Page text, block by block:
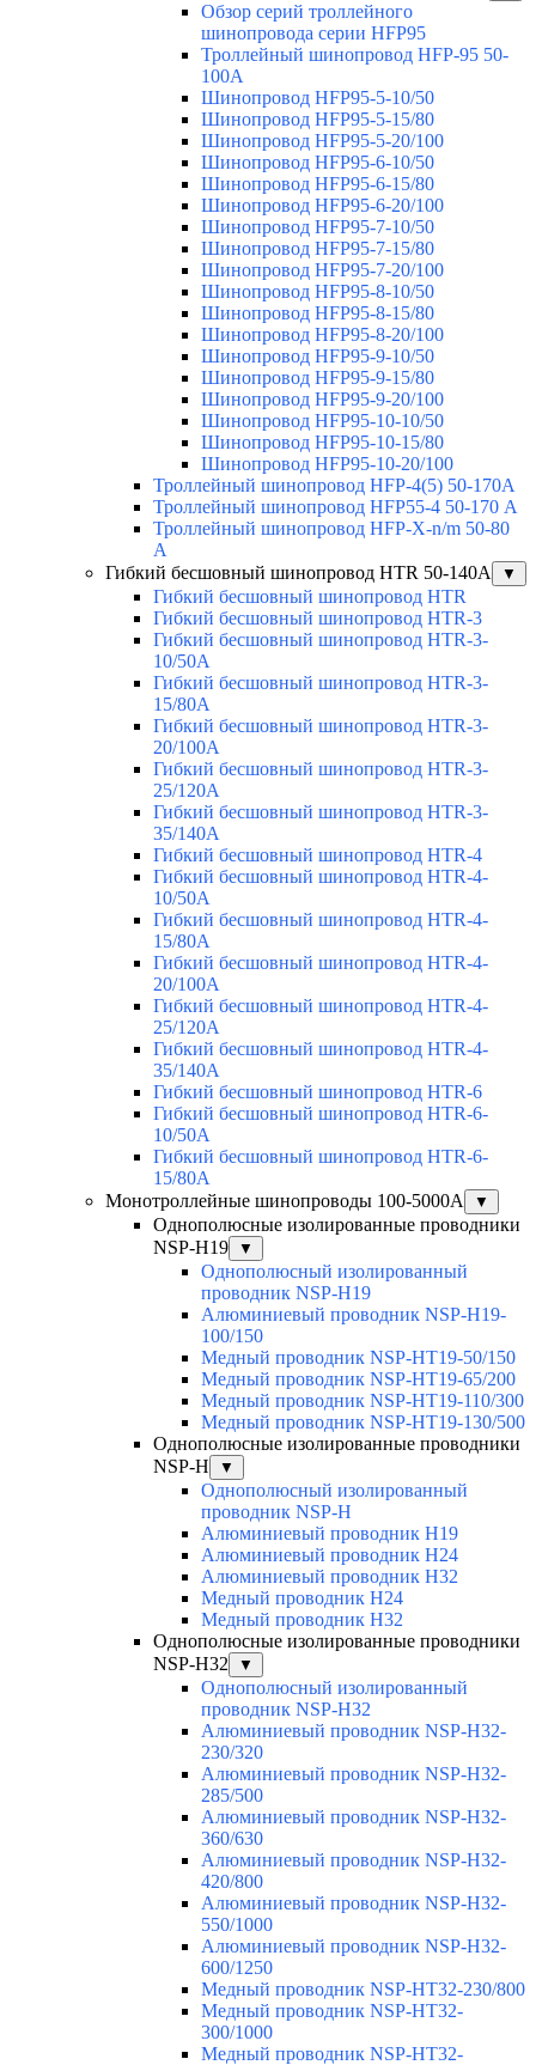
Обзор серий троллейного
шинопровода серии HFP95
Троллейный шинопровод HFP-95 50-
100А
Шинопровод HFP95-5-10/50
Шинопровод HFP95-5-15/80
Шинопровод HFP95-5-20/100
Шинопровод HFP95-6-10/50
Шинопровод HFP95-6-15/80
Шинопровод HFP95-6-20/100
Шинопровод HFP95-7-10/50
Шинопровод HFP95-7-15/80
Шинопровод HFP95-7-20/100
Шинопровод HFP95-8-10/50
Шинопровод HFP95-8-15/80
Шинопровод HFP95-8-20/100
Шинопровод HFP95-9-10/50
Шинопровод HFP95-9-15/80
Шинопровод HFP95-9-20/100
Шинопровод HFP95-10-10/50
Шинопровод HFP95-10-15/80
Шинопровод HFP95-10-20/100
Троллейный шинопровод HFP-4(5) 50-170A
Троллейный шинопровод HFP55-4 50-170 А
Троллейный шинопровод HFP-X-n/m 50-80
A
Гибкий бесшовный шинопровод HTR 50-140А
▼
Гибкий бесшовный шинопровод HTR
Гибкий бесшовный шинопровод HTR-3
Гибкий бесшовный шинопровод HTR-3-
10/50A
Гибкий бесшовный шинопровод HTR-3-
15/80A
Гибкий бесшовный шинопровод HTR-3-
20/100A
Гибкий бесшовный шинопровод HTR-3-
25/120A
Гибкий бесшовный шинопровод HTR-3-
35/140A
Гибкий бесшовный шинопровод HTR-4
Гибкий бесшовный шинопровод HTR-4-
10/50A
Гибкий бесшовный шинопровод HTR-4-
15/80A
Гибкий бесшовный шинопровод HTR-4-
20/100A
Гибкий бесшовный шинопровод HTR-4-
25/120A
Гибкий бесшовный шинопровод HTR-4-
35/140A
Гибкий бесшовный шинопровод HTR-6
Гибкий бесшовный шинопровод HTR-6-
10/50A
Гибкий бесшовный шинопровод HTR-6-
15/80A
Монотроллейные шинопроводы 100-5000А
▼
Однополюсные изолированные проводники
NSP-H19
▼
Однополюсный изолированный
проводник NSP-H19
Алюминиевый проводник NSP-H19-
100/150
Медный проводник NSP-HT19-50/150
Медный проводник NSP-HT19-65/200
Медный проводник NSP-HT19-110/300
Медный проводник NSP-HT19-130/500
Однополюсные изолированные проводники
NSP-H
▼
Однополюсный изолированный
проводник NSP-H
Алюминиевый проводник H19
Алюминиевый проводник H24
Алюминиевый проводник H32
Медный проводник H24
Медный проводник H32
Однополюсные изолированные проводники
NSP-H32
▼
Однополюсный изолированный
проводник NSP-H32
Алюминиевый проводник NSP-H32-
230/320
Алюминиевый проводник NSP-H32-
285/500
Алюминиевый проводник NSP-H32-
360/630
Алюминиевый проводник NSP-H32-
420/800
Алюминиевый проводник NSP-H32-
550/1000
Алюминиевый проводник NSP-H32-
600/1250
Медный проводник NSP-HT32-230/800
Медный проводник NSP-HT32-
300/1000
Медный проводник NSP-HT32-